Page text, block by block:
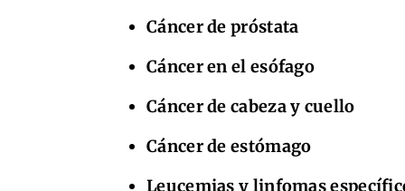
Cáncer de próstata
Cáncer en el esófago
Cáncer de cabeza y cuello
Cáncer de estómago
Leucemias y linfomas